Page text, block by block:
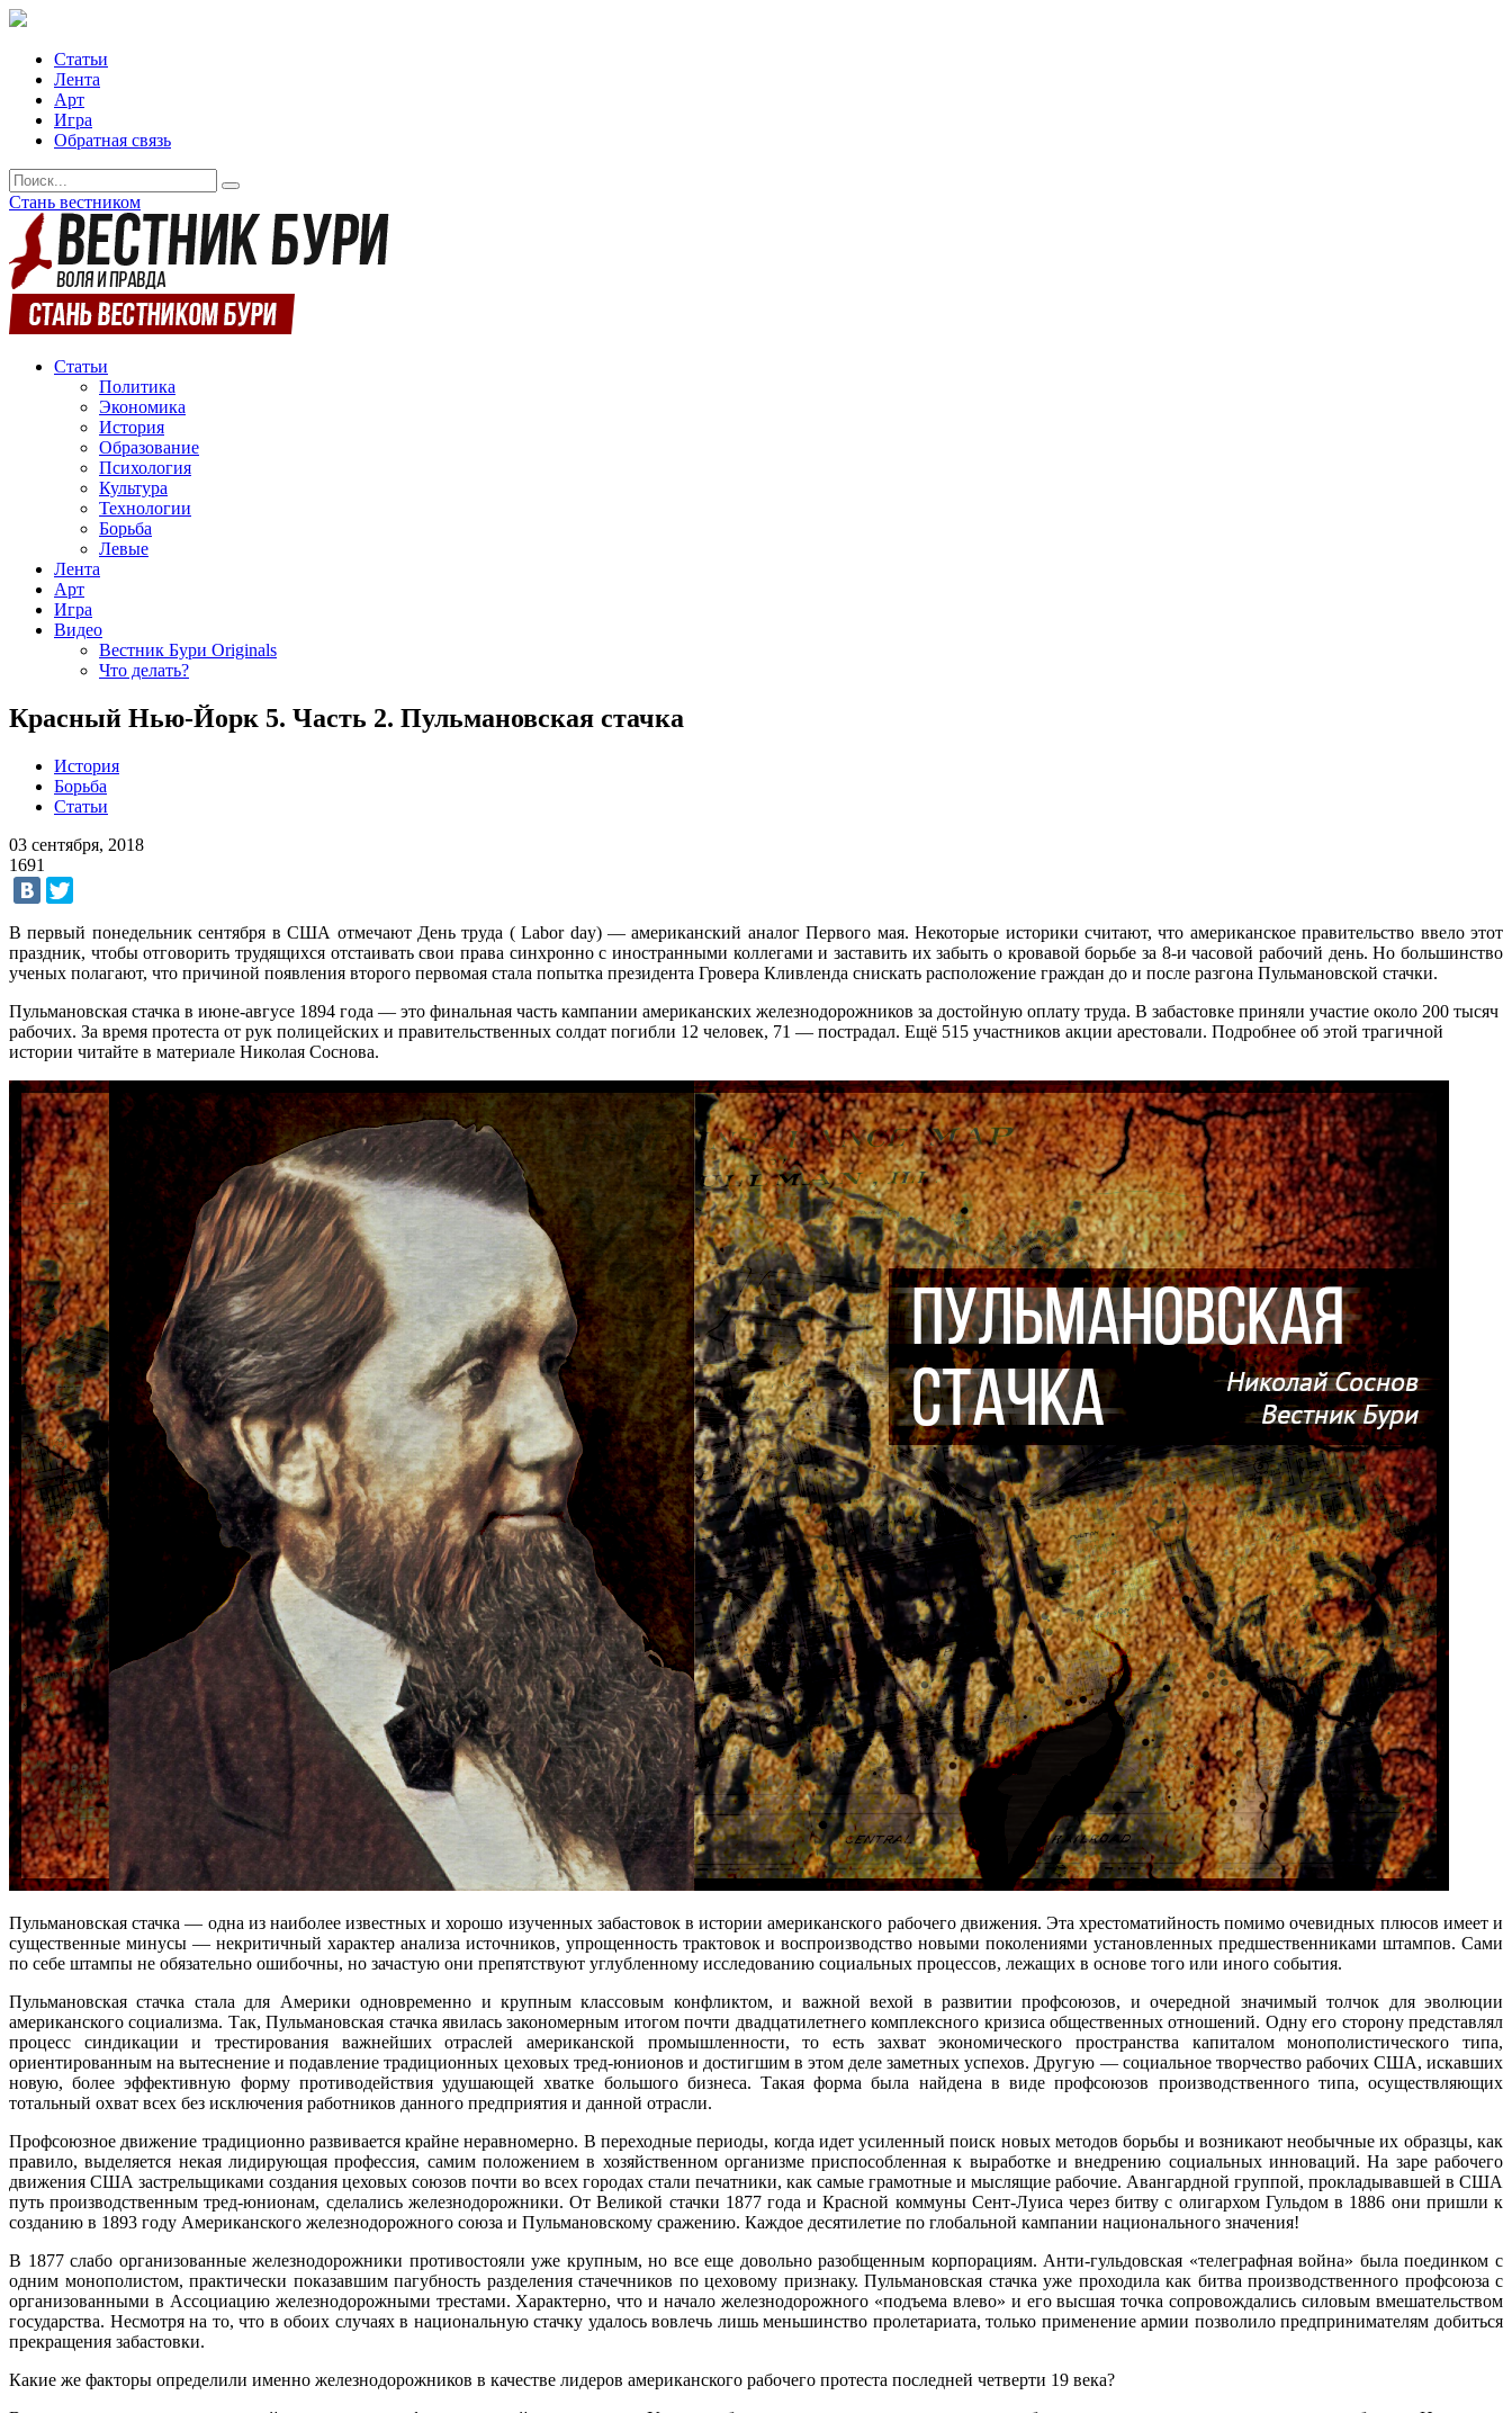
Статьи
Лента
Арт
Игра
Обратная связь
Стань вестником
Статьи
Политика
Экономика
История
Образование
Психология
Культура
Технологии
Борьба
Левые
Лента
Арт
Игра
Видео
Вестник Бури Originals
Что делать?
Красный Нью-Йорк 5. Часть 2. Пульмановская стачка
История
Борьба
Статьи
03 сентября, 2018
1691
В первый понедельник сентября в США отмечают День труда ( Labor day) — американский аналог Первого мая. Некоторые историки считают, что американское правительство ввело этот
праздник, чтобы отговорить трудящихся отстаивать свои права синхронно с иностранными коллегами и заставить их забыть о кровавой борьбе за 8-и часовой рабочий день. Но большинство
ученых полагают, что причиной появления второго первомая стала попытка президента Гровера Кливленда снискать расположение граждан до и после разгона Пульмановской стачки.
Пульмановская стачка в июне-авгусе 1894 года — это финальная часть кампании американских железнодорожников за достойную оплату труда. В забастовке приняли участие около 200 тысяч
рабочих. За время протеста от рук полицейских и правительственных солдат погибли 12 человек, 71 — пострадал. Ещё 515 участников акции арестовали. Подробнее об этой трагичной
истории читайте в материале Николая Соснова.
Пульмановская стачка — одна из наиболее известных и хорошо изученных забастовок в истории американского рабочего движения. Эта хрестоматийность помимо очевидных плюсов имеет и
существенные минусы — некритичный характер анализа источников, упрощенность трактовок и воспроизводство новыми поколениями установленных предшественниками штампов. Сами
по себе штампы не обязательно ошибочны, но зачастую они препятствуют углубленному исследованию социальных процессов, лежащих в основе того или иного события.
Пульмановская стачка стала для Америки одновременно и крупным классовым конфликтом, и важной вехой в развитии профсоюзов, и очередной значимый толчок для эволюции
американского социализма. Так, Пульмановская стачка явилась закономерным итогом почти двадцатилетнего комплексного кризиса общественных отношений. Одну его сторону представлял
процесс синдикации и трестирования важнейших отраслей американской промышленности, то есть захват экономического пространства капиталом монополистического типа,
ориентированным на вытеснение и подавление традиционных цеховых тред-юнионов и достигшим в этом деле заметных успехов. Другую — социальное творчество рабочих США, искавших
новую, более эффективную форму противодействия удушающей хватке большого бизнеса. Такая форма была найдена в виде профсоюзов производственного типа, осуществляющих
тотальный охват всех без исключения работников данного предприятия и данной отрасли.
Профсоюзное движение традиционно развивается крайне неравномерно. В переходные периоды, когда идет усиленный поиск новых методов борьбы и возникают необычные их образцы, как
правило, выделяется некая лидирующая профессия, самим положением в хозяйственном организме приспособленная к выработке и внедрению социальных инноваций. На заре рабочего
движения США застрельщиками создания цеховых союзов почти во всех городах стали печатники, как самые грамотные и мыслящие рабочие. Авангардной группой, прокладывавшей в США
путь производственным тред-юнионам, сделались железнодорожники. От Великой стачки 1877 года и Красной коммуны Сент-Луиса через битву с олигархом Гульдом в 1886 они пришли к
созданию в 1893 году Американского железнодорожного союза и Пульмановскому сражению. Каждое десятилетие по глобальной кампании национального значения!
В 1877 слабо организованные железнодорожники противостояли уже крупным, но все еще довольно разобщенным корпорациям. Анти-гульдовская «телеграфная война» была поединком с
одним монополистом, практически показавшим пагубность разделения стачечников по цеховому признаку. Пульмановская стачка уже проходила как битва производственного профсоюза с
организованными в Ассоциацию железнодорожными трестами. Характерно, что и начало железнодорожного «подъема влево» и его высшая точка сопровождались силовым вмешательством
государства. Несмотря на то, что в обоих случаях в национальную стачку удалось вовлечь лишь меньшинство пролетариата, только применение армии позволило предпринимателям добиться
прекращения забастовки.
Какие же факторы определили именно железнодорожников в качестве лидеров американского рабочего протеста последней четверти 19 века?